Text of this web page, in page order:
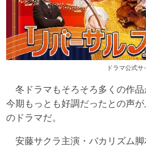
ドラマ公式サ
冬ドラマもそろそろ多くの作品
今期もっとも好調だったとの声
のドラマだ。
安藤サクラ主演・バカリズム脚